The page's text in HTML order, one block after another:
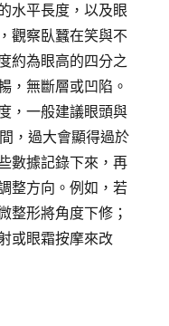
水平長度，以及眼
觀察臥蠶在笑與不
約為眼高的四分之
，無斷層或凹陷。
，一般建議眼頭與
，過大會顯得過於
數據記錄下來，再
整方向。例如，若
整形將角度下修；
或眼霜按摩來改